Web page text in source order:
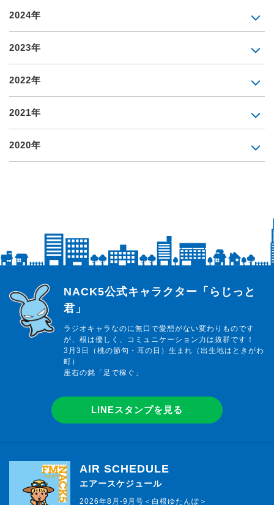
2024年
2023年
2022年
2021年
2020年
らじっと君
NACK5公式キャラクター「らじっと
君」
ラジオキャラなのに無口で愛想がない変わりものです
が、根は優しく、コミュニケーション力は抜群です！
3月3日（桃の節句・耳の日）生まれ（出生地はときがわ
町）
座右の銘「足で稼ぐ」
LINEスタンプを見る
AIR SCHEDULE
エアースケジュール
2026年8月-9月号＜白根ゆたんぽ＞